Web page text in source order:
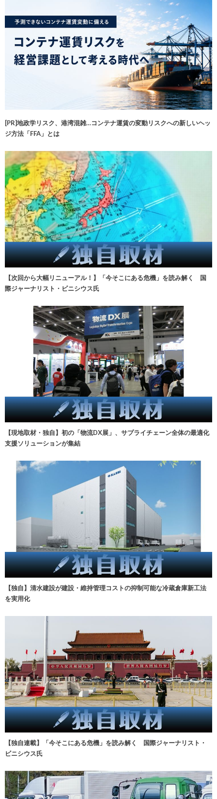
[PR]地政学リスク、港湾混雑…コンテナ運賃の変動リスクへの新しいヘッ
ジ方法「FFA」とは
【次回から大幅リニューアル！】「今そこにある危機」を読み解く 国
際ジャーナリスト・ビニシウス氏
【現地取材・独自】初の「物流DX展」、サプライチェーン全体の最適化
支援ソリューションが集結
【独自】清水建設が建設・維持管理コストの抑制可能な冷蔵倉庫新工法
を実用化
【独自連載】「今そこにある危機」を読み解く 国際ジャーナリスト・
ビニシウス氏